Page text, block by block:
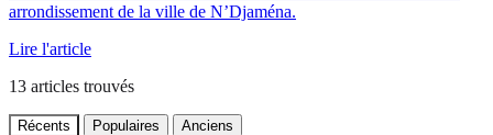
arrondissement de la ville de N’Djaména.
Lire l'article
13 articles trouvés
Récents Populaires Anciens